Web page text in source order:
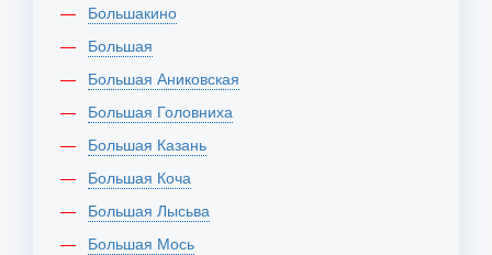
Большакино
Большая
Большая Аниковская
Большая Головниха
Большая Казань
Большая Коча
Большая Лысьва
Большая Мось